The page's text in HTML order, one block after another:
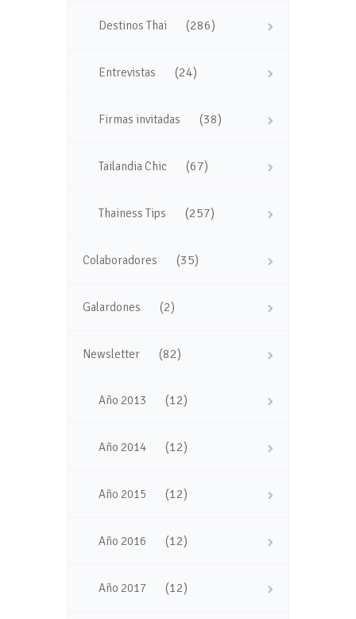
Destinos Thai (286)
Entrevistas (24)
Firmas invitadas (38)
Tailandia Chic (67)
Thainess Tips (257)
Colaboradores (35)
Galardones (2)
Newsletter (82)
Año 2013 (12)
Año 2014 (12)
Año 2015 (12)
Año 2016 (12)
Año 2017 (12)